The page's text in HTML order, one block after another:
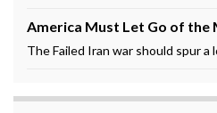
America Must Let Go of the
The Failed Iran war should spur